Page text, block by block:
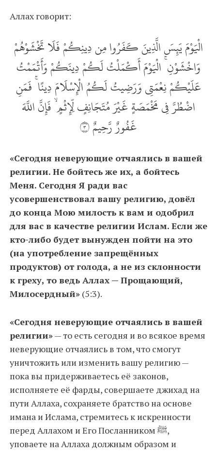
Аллах говорит:
الْيَوْمَ يَئِسَ الَّذِينَ كَفَرُوا مِن دِينِكُمْ فَلَا تَخْشَوْهُمْ
وَاخْشَوْنِ ۚ الْيَوْمَ أَكْمَلْتُ لَكُمْ دِينَكُمْ وَأَتْمَمْتُ
عَلَيْكُمْ نِعْمَتِي وَرَضِيتُ لَكُمُ الْإِسْلَامَ دِينًا ۚ فَمَنِ
اضْطُرَّ فِي مَخْمَصَةٍ غَيْرَ مُتَجَانِفٍ لِّإِثْمٍ ۙ فَإِنَّ اللَّهَ
غَفُورٌ رَّحِيمٌ ‎٣
«Сегодня неверующие отчаялись в вашей
религии. Не бойтесь же их, а бойтесь
Меня. Сегодня Я ради вас
усовершенствовал вашу религию, довёл
до конца Мою милость к вам и одобрил
для вас в качестве религии Ислам. Если же
кто-либо будет вынужден пойти на это
(на употребление запрещённых
продуктов) от голода, а не из склонности
к греху, то ведь Аллах — Прощающий,
Милосердный» (5:3).
«Сегодня неверующие отчаялись в вашей
религии»— то есть сегодня и во всякое время
неверующие отчаялись в том, что смогут
уничтожить или изменить вашу религию —
пока вы придерживаетесь её законов,
исполняете её фарды, совершаете джихад на
пути Аллаха, сохраняете братство на основе
имана и Ислама, стремитесь к искренности
перед Аллахом и Его Посланником ﷺ,
уповаете на Аллаха должным образом и